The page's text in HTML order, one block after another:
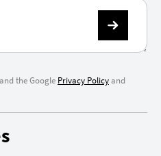
the Google Privacy Policyand